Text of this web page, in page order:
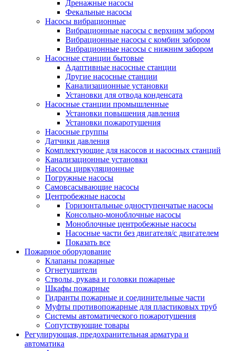
Дренажные насосы
Фекальные насосы
Насосы вибрационные
Вибрационные насосы с верхним забором
Вибрационные насосы с комбин забором
Вибрационные насосы с нижним забором
Насосные станции бытовые
Адаптивные насосные станции
Другие насосные станции
Канализационные установки
Установки для отвода конденсата
Насосные станции промышленные
Установки повышения давления
Установки пожаротушения
Насосные группы
Датчики давления
Комплектующие для насосов и насосных станций
Канализационные установки
Насосы циркуляционные
Погружные насосы
Самовсасывающие насосы
Центробежные насосы
Горизонтальные одноступенчатые насосы
Консольно-моноблочные насосы
Моноблочные центробежные насосы
Насосные части без двигателя/с двигателем
Показать все
Пожарное оборудование
Клапаны пожарные
Огнетушители
Стволы, рукава и головки пожарные
Шкафы пожарные
Гидранты пожарные и соединительные части
Муфты противопожарные для пластиковых труб
Системы автоматического пожаротушения
Сопутствующие товары
Регулирующая, предохранительная арматура и
автоматика